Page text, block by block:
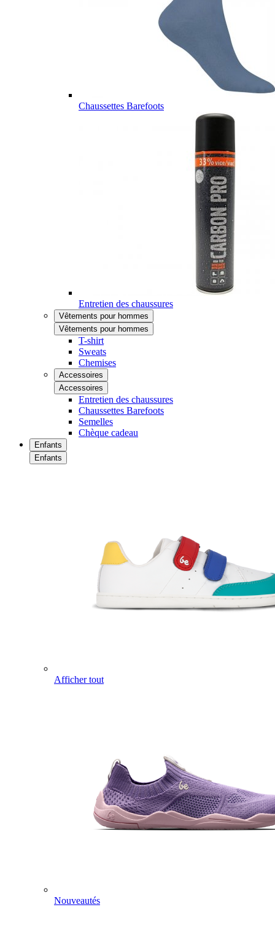
Chaussettes Barefoots
Entretien des chaussures
Vêtements pour hommes
Vêtements pour hommes
T-shirt
Sweats
Chemises
Accessoires
Accessoires
Entretien des chaussures
Chaussettes Barefoots
Semelles
Chèque cadeau
Enfants
Enfants
Afficher tout
Nouveautés